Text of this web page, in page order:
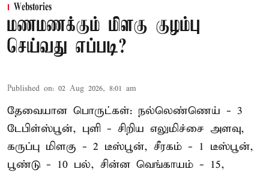
Webstories
மணமணக்கும் மிளகு குழம்பு
செய்வது எப்படி?
Published on: 02 Aug 2026, 8:01 am
தேவையான பொருட்கள்: நல்லெண்ணெய் - 3
டேபிள்ஸ்பூன், புளி - சிறிய எலுமிச்சை அளவு,
கருப்பு மிளகு - 2 டீஸ்பூன், சீரகம் - 1 டீஸ்பூன்,
பூண்டு - 10 பல், சின்ன வெங்காயம் - 15,